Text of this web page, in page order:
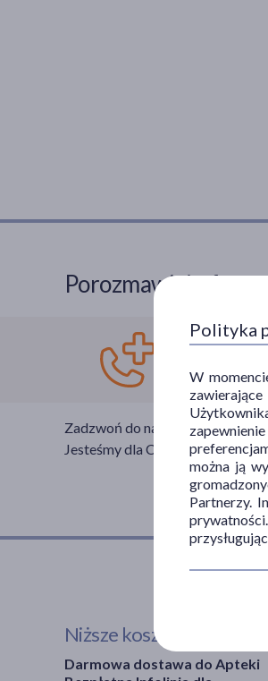
Porozmawiaj z
Zadzwoń do nas jeśli
Jesteśmy dla Ciebie czynni całą
Niższe koszta leczenia
Darmowa dostawa do Apteki
Polityka
W
można ją
Partnerzy.